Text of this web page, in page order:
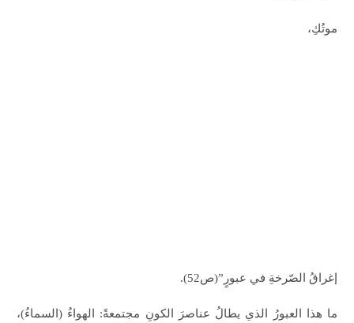
موتُكِ،
إغراقُ الصّرخةِ في عبورٍ”(ص52).
ما هذا العبورُ الذي يطالُ عناصرَ الكونِ مجتمعةً: الهواءُ (السماءُ)،